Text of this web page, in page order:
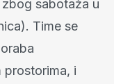
sabotaža u
Time se
prostorima, i